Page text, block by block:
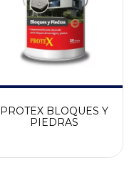
PROTEX BLOQUES Y
PIEDRAS